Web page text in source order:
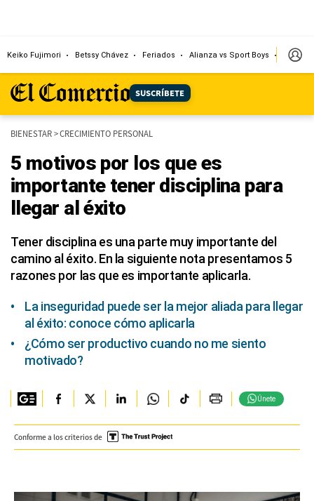
SUSCRÍBETE
Keiko Fujimori Betssy Chávez Feriados Alianza vs Sport Boys Jorge
BIENESTAR>CRECIMIENTO PERSONAL
5 motivos por los que es
importante tener disciplina para
llegar al éxito
Tener disciplina es una parte muy importante del
camino al éxito. En la siguiente nota presentamos 5
razones por las que es importante aplicarla.
La inseguridad puede ser la mejor aliada para llegar
al éxito: conoce cómo aplicarla
¿Cómo ser productivo cuando no me siento
motivado?
Únete
Conforme a los criterios de